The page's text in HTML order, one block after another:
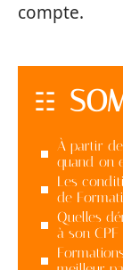
compte.
À partir
quand on
Les
de
Quelles
à son CPF